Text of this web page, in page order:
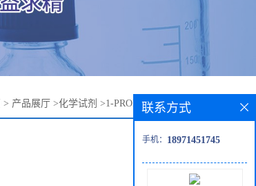
> 产品展厅 >化学试剂 >1-PROPENE-10152-77-9
联系方式
手机： 18971451745